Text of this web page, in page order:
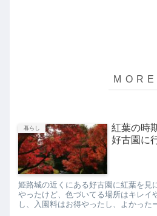
暮らし
紅葉の時
好古園に
姫路城の近くにある好古園に紅葉を見
やったけど、色づいてる場所はキレイ
し、入園料はお得やったし、よかったー